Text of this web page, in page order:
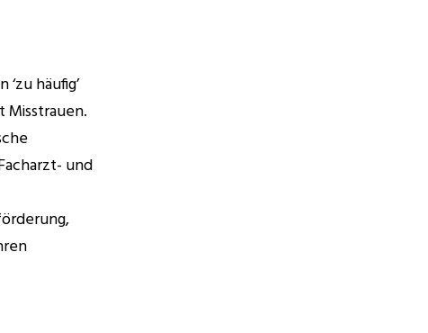
häufig’
Misstrauen.
und